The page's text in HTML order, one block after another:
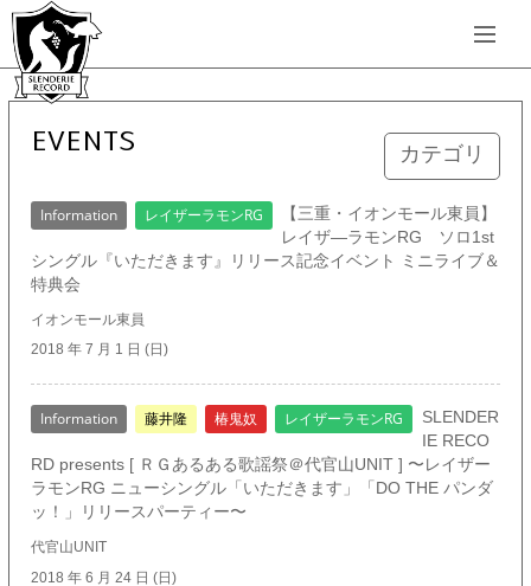
EVENTS カテゴリ
Information レイザーラモンRG
【三重・イオンモール東員】
レイザ―ラモンRG ソロ1st
シングル『いただきます』リリース記念イベント ミニライブ＆
特典会
イオンモール東員
2018 年 7 月 1 日 (日)
Information 藤井隆 椿鬼奴 レイザーラモンRG
SLENDER
IE RECO
RD presents [ ＲＧあるある歌謡祭＠代官山UNIT ] 〜レイザー
ラモンRG ニューシングル「いただきます」「DO THE パンダ
ッ！」リリースパーティー〜
代官山UNIT
2018 年 6 月 24 日 (日)